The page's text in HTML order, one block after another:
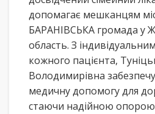
допомагає мешканцям
БАРАНІВСЬКА громада
область. З
кожного пацієнта,
Володимирівна
медичну допомогу для
стаючи надійною опорою